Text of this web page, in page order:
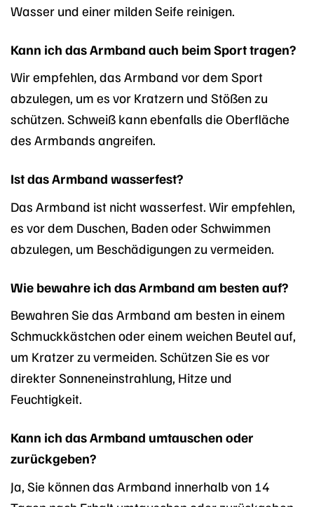
Wasser und einer milden Seife reinigen.
Kann ich das Armband auch beim Sport tragen?
Wir empfehlen, das Armband vor dem Sport
abzulegen, um es vor Kratzern und Stößen zu
schützen. Schweiß kann ebenfalls die Oberfläche
des Armbands angreifen.
Ist das Armband wasserfest?
Das Armband ist nicht wasserfest. Wir empfehlen,
es vor dem Duschen, Baden oder Schwimmen
abzulegen, um Beschädigungen zu vermeiden.
Wie bewahre ich das Armband am besten auf?
Bewahren Sie das Armband am besten in einem
Schmuckkästchen oder einem weichen Beutel auf,
um Kratzer zu vermeiden. Schützen Sie es vor
direkter Sonneneinstrahlung, Hitze und
Feuchtigkeit.
Kann ich das Armband umtauschen oder
zurückgeben?
Ja, Sie können das Armband innerhalb von 14